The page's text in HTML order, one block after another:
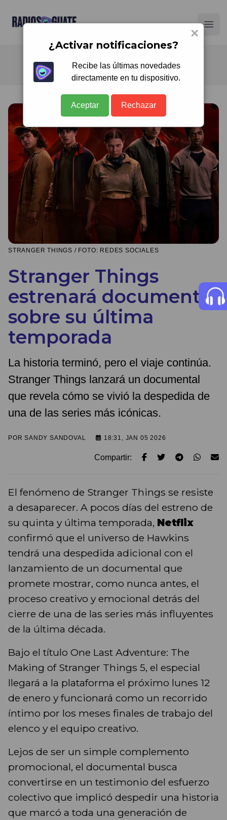
Radios Guate
STRANGER THINGS / FOTO: REDES SOCIALES
Stranger Things
estrenará documental
sobre su última
temporada
La historia terminó, pero el viaje continúa.
Stranger Things lanzará un documental
que revela cómo se vivió la despedida de
una de las series más icónicas.
PORSANDY SANDOVAL 18:31, JAN 05 2026
Compartir:
El fenómeno de Stranger Things se resiste
a desaparecer. A pocos días del estreno de
su quinta y última temporada, Netflix
confirmó que el universo de Hawkins
tendrá una despedida adicional con el
lanzamiento de un documental que
promete mostrar, como nunca antes, el
proceso creativo y emocional detrás del
cierre de una de las series más influyentes
de la última década.
Bajo el título One Last Adventure: The
Making of Stranger Things 5, el especial
llegará a la plataforma el próximo lunes 12
de enero y funcionará como un recorrido
íntimo por los meses finales de trabajo del
elenco y el equipo creativo.
Lejos de ser un simple complemento
promocional, el documental busca
convertirse en un testimonio del esfuerzo
colectivo que implicó despedir una historia
que marcó a toda una generación de
×
¿Activar notificaciones?
Recibe las últimas novedades
directamente en tu dispositivo.
Aceptar Rechazar